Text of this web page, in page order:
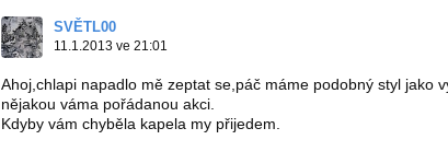
SVĚTL00
11.1.2013 ve 21:01
Ahoj,chlapi napadlo mě zeptat se,páč máme podobný styl jako
nějakou váma pořádanou akci.
Kdyby vám chyběla kapela my přijedem.